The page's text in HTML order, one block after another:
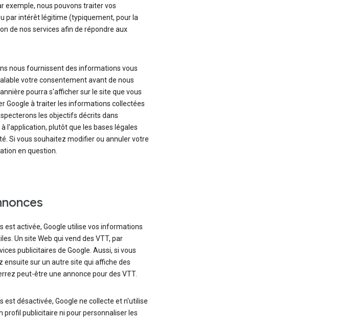
exemple, nous pouvons traiter vos
par intérêt légitime (typiquement, pour la
de nos services afin de répondre aux
nous fournissent des informations vous
votre consentement avant de nous
pourra s'afficher sur le site que vous
Google à traiter les informations collectées
les objectifs décrits dans
l'application, plutôt que les bases légales
Si vous souhaitez modifier ou annuler votre
en question.
est activée, Google utilise vos informations
Un site Web qui vend des VTT, par
publicitaires de Google. Aussi, si vous
ensuite sur un autre site qui affiche des
peut-être une annonce pour des VTT.
est désactivée, Google ne collecte et n'utilise
publicitaire ni pour personnaliser les